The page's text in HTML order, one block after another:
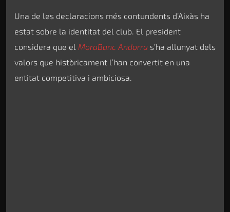
Una de les declaracions més contundents d’Aixàs ha
estat sobre la identitat del club. El president
considera que el MoraBanc Andorra s’ha allunyat dels
valors que històricament l’han convertit en una
entitat competitiva i ambiciosa.